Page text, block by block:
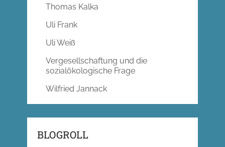
Thomas Kalka
Uli Frank
Uli Weiß
Vergesellschaftung und die
sozialökologische Frage
Wilfried Jannack
BLOGROLL